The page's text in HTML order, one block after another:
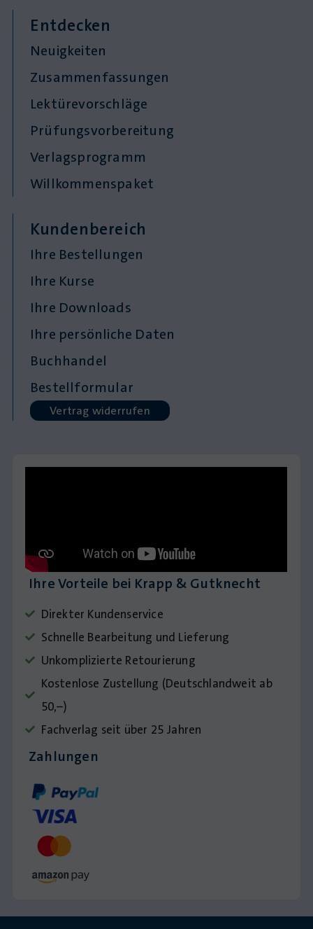
Entdecken
Neuigkeiten
Zusammenfassungen
Lektürevorschläge
Prüfungsvorbereitung
Verlagsprogramm
Willkommenspaket
Kundenbereich
Ihre Bestellungen
Ihre Kurse
Ihre Downloads
Ihre persönliche Daten
Buchhandel
Bestellformular
Vertrag widerrufen
Ihre Vorteile bei Krapp & Gutknecht
Direkter Kundenservice
Schnelle Bearbeitung und Lieferung
Unkomplizierte Retourierung
Kostenlose Zustellung (Deutschlandweit ab
50,–)
Fachverlag seit über 25 Jahren
Zahlungen